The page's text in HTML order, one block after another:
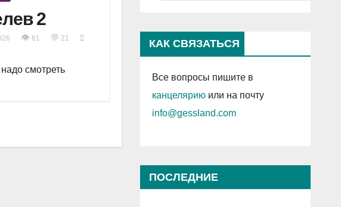
2
👁 61 💬 21
смотреть
КАК СВЯЗАТЬСЯ
Все вопросы пишите в
канцеляриюили на почту
info@gessland.com
ПОСЛЕДНИЕ